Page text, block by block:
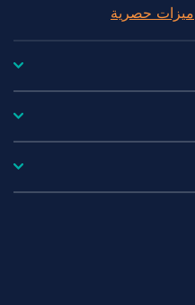
ميزات حصرية